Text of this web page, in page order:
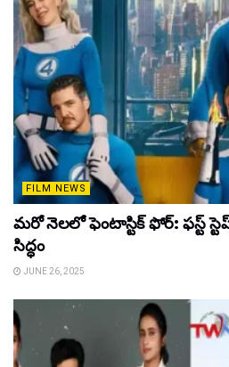
FILM NEWS
మరో నెలలో ఫెంటాస్టిక్ ఫోర్: ఫస్ట్
సిద్ధం
JUNE 26, 2025